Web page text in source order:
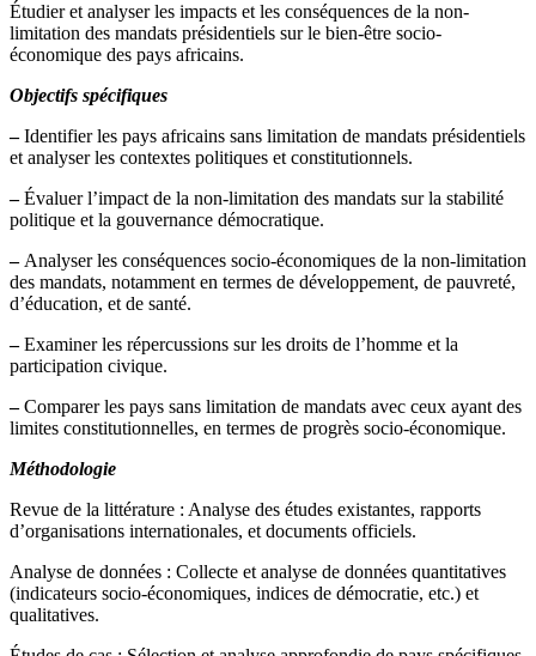
Étudier et analyser les impacts et les conséquences de la non-
limitation des mandats présidentiels sur le bien-être socio-
économique des pays africains.
Objectifs spécifiques
–Identifier les pays africains sans limitation de mandats présidentiels
et analyser les contextes politiques et constitutionnels.
–Évaluer l’impact de la non-limitation des mandats sur la stabilité
politique et la gouvernance démocratique.
– Analyser les conséquences socio-économiques de la non-limitation
des mandats, notamment en termes de développement, de pauvreté,
d’éducation, et de santé.
–Examiner les répercussions sur les droits de l’homme et la
participation civique.
–Comparer les pays sans limitation de mandats avec ceux ayant des
limites constitutionnelles, en termes de progrès socio-économique.
Méthodologie
Revue de la littérature : Analyse des études existantes, rapports
d’organisations internationales, et documents officiels.
Analyse de données : Collecte et analyse de données quantitatives
(indicateurs socio-économiques, indices de démocratie, etc.) et
qualitatives.